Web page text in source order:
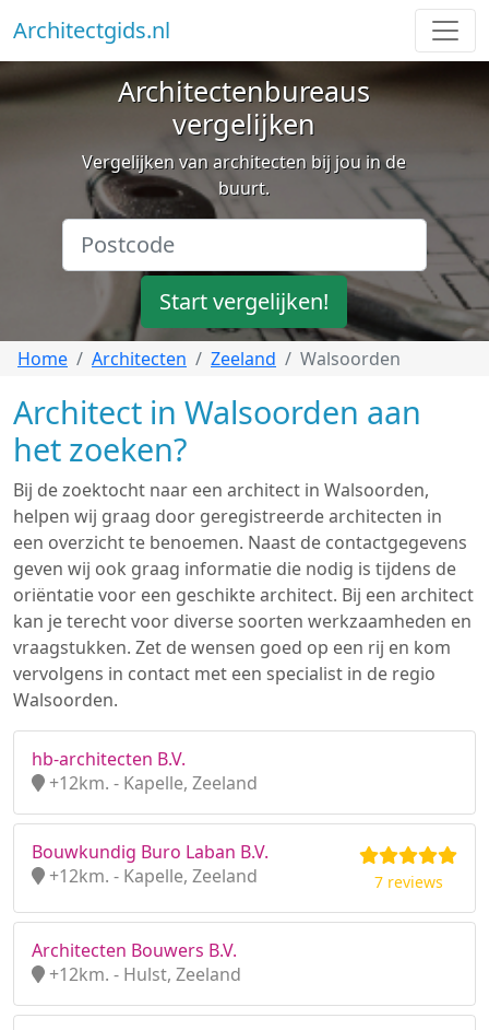
Architectgids.nl
Architectenbureaus
vergelijken
Vergelijken van architecten bij jou in de
buurt.
Start vergelijken!
Home Architecten Zeeland Walsoorden
Architect in Walsoorden aan
het zoeken?
Bij de zoektocht naar een architect in Walsoorden,
helpen wij graag door geregistreerde architecten in
een overzicht te benoemen. Naast de contactgegevens
geven wij ook graag informatie die nodig is tijdens de
oriëntatie voor een geschikte architect. Bij een architect
kan je terecht voor diverse soorten werkzaamheden en
vraagstukken. Zet de wensen goed op een rij en kom
vervolgens in contact met een specialist in de regio
Walsoorden.
hb-architecten B.V.
+12km. - Kapelle, Zeeland
Bouwkundig Buro Laban B.V.
+12km. - Kapelle, Zeeland
7 reviews
Architecten Bouwers B.V.
+12km. - Hulst, Zeeland